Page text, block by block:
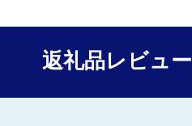
返礼品レビュー